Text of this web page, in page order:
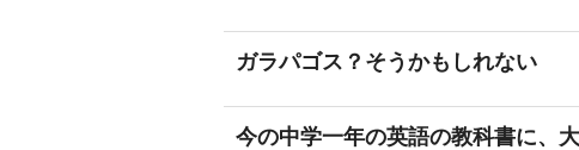
ガラパゴス？そうかもしれない
今の中学一年の英語の教科書に、